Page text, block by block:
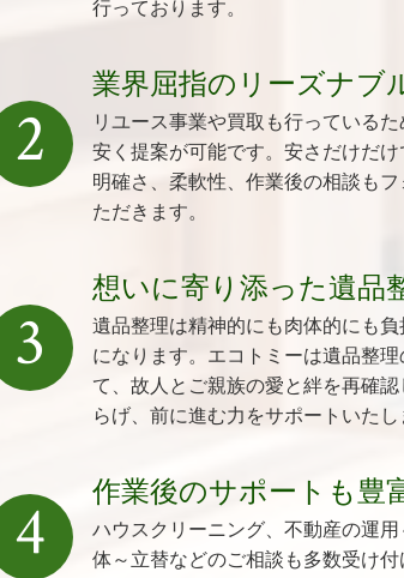
行っております。
業界屈指のリーズナブ
リユース事業や買取も行っているた
安く提案が可能です。安さだけだ
明確さ、柔軟性、作業後の相談も
ただきます。
2
想いに寄り添った遺品
遺品整理は精神的にも肉体的にも
になります。エコトミーは遺品整理
て、故人とご親族の愛と絆を再確
らげ、前に進む力をサポートいたし
3
作業後のサポートも豊
ハウスクリーニング、不動産の運
体～立替などのご相談も多数受け付
4